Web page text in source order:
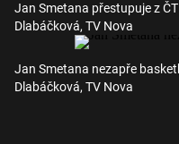
Jan Smetana přestupuje z
Dlabáčková, TV Nova
Jan Smetana nezapře
Dlabáčková, TV Nova